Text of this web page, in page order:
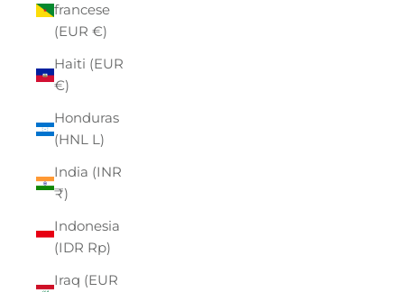
francese
(EUR €)
Haiti (EUR
€)
Honduras
(HNL L)
India (INR
₹)
Indonesia
(IDR Rp)
Iraq (EUR